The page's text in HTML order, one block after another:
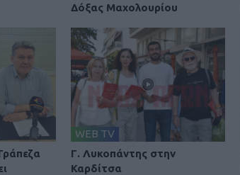
Δόξας Μαχολουρίου
WEB TV
Γ. Λυκοπάντης στην
Καρδίτσα